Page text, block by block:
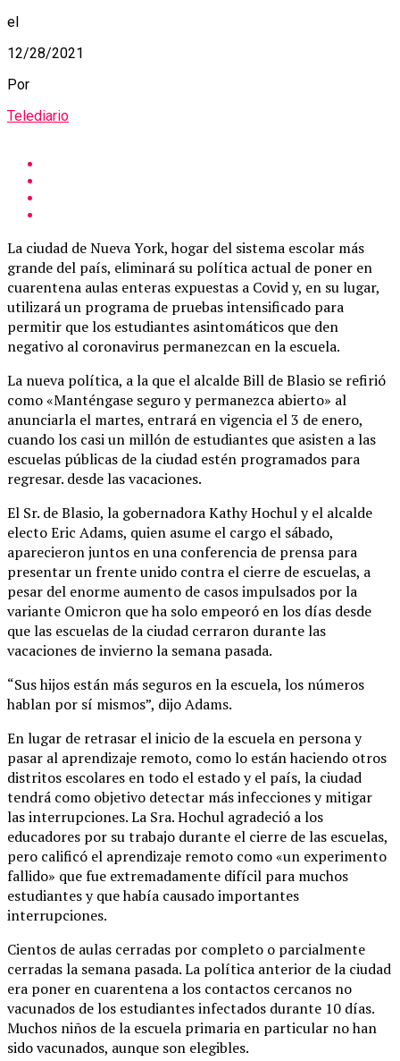
el
12/28/2021
Por
Telediario
La ciudad de Nueva York, hogar del sistema escolar más
grande del país, eliminará su política actual de poner en
cuarentena aulas enteras expuestas a Covid y, en su lugar,
utilizará un programa de pruebas intensificado para
permitir que los estudiantes asintomáticos que den
negativo al coronavirus permanezcan en la escuela.
La nueva política, a la que el alcalde Bill de Blasio se refirió
como «Manténgase seguro y permanezca abierto» al
anunciarla el martes, entrará en vigencia el 3 de enero,
cuando los casi un millón de estudiantes que asisten a las
escuelas públicas de la ciudad estén programados para
regresar. desde las vacaciones.
El Sr. de Blasio, la gobernadora Kathy Hochul y el alcalde
electo Eric Adams, quien asume el cargo el sábado,
aparecieron juntos en una conferencia de prensa para
presentar un frente unido contra el cierre de escuelas, a
pesar del enorme aumento de casos impulsados ​​por la
variante Omicron que ha solo empeoró en los días desde
que las escuelas de la ciudad cerraron durante las
vacaciones de invierno la semana pasada.
“Sus hijos están más seguros en la escuela, los números
hablan por sí mismos”, dijo Adams.
En lugar de retrasar el inicio de la escuela en persona y
pasar al aprendizaje remoto, como lo están haciendo otros
distritos escolares en todo el estado y el país, la ciudad
tendrá como objetivo detectar más infecciones y mitigar
las interrupciones. La Sra. Hochul agradeció a los
educadores por su trabajo durante el cierre de las escuelas,
pero calificó el aprendizaje remoto como «un experimento
fallido» que fue extremadamente difícil para muchos
estudiantes y que había causado importantes
interrupciones.
Cientos de aulas cerradas por completo o parcialmente
cerradas la semana pasada. La política anterior de la ciudad
era poner en cuarentena a los contactos cercanos no
vacunados de los estudiantes infectados durante 10 días.
Muchos niños de la escuela primaria en particular no han
sido vacunados, aunque son elegibles.